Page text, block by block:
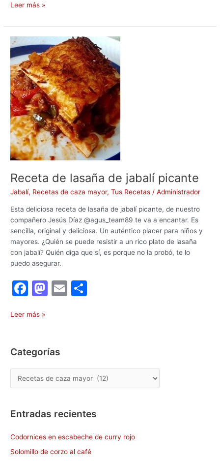
c
e
b
o
o
k
o
d
o
n
l
p
ar
tir
Leer más »
Receta de lasaña de jabalí picante
Jabalí, Recetas de caza mayor,Tus Recetas /Administrador
Esta deliciosa receta de lasaña de jabalí picante, de nuestro
compañero Jesús Díaz @agus_team89 te va a encantar. Es
sencilla, original y deliciosa. Un auténtico placer para niños y
mayores. ¿Quién se puede resistir a un rico plato de lasaña
con jabalí? Quién diga que sí, es porque no la probó, te lo
puedo asegurar.
F
c
b
o
o
M
d
o
n
E
tir
Receta
de
lasaña
de
jabalí
picante
Leer más »
Categorías
Entradas recientes
Codornices en escabeche de curry rojo
Solomillo de corzo al café